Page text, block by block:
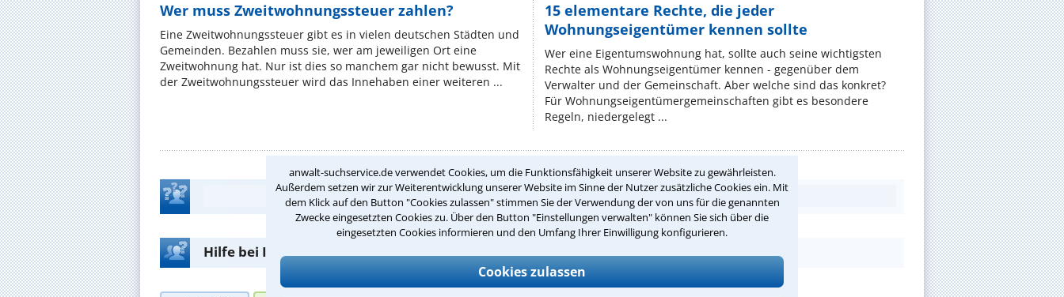
anwalt-suchservice.de verwendet Cookies, um die Funktionsfähigkeit unserer Website zu gewährleisten.
Außerdem setzen wir zur Weiterentwicklung unserer Website im Sinne der Nutzer zusätzliche Cookies ein. Mit
dem Klick auf den Button "Cookies zulassen" stimmen Sie der Verwendung der von uns für die genannten
Zwecke eingesetzten Cookies zu. Über den Button "Einstellungen verwalten" können Sie sich über die
eingesetzten Cookies informieren und den Umfang Ihrer Einwilligung konfigurieren.
Cookies zulassen
Wer muss Zweitwohnungssteuer zahlen?
Eine Zweitwohnungssteuer gibt es in vielen deutschen Städten und
Gemeinden. Bezahlen muss sie, wer am jeweiligen Ort eine
Zweitwohnung hat. Nur ist dies so manchem gar nicht bewusst. Mit
der Zweitwohnungssteuer wird das Innehaben einer weiteren ...
15 elementare Rechte, die jeder
Wohnungseigentümer kennen sollte
Wer eine Eigentumswohnung hat, sollte auch seine wichtigsten
Rechte als Wohnungseigentümer kennen - gegenüber dem
Verwalter und der Gemeinschaft. Aber welche sind das konkret?
Für Wohnungseigentümergemeinschaften gibt es besondere
Regeln, niedergelegt ...
Teste Dein Rechtswissen
Hilfe bei Ihrer Anwaltsuche?